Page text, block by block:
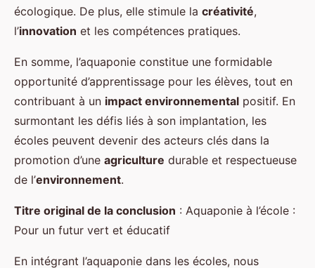
écologique. De plus, elle stimule la créativité,
l’innovation et les compétences pratiques.
En somme, l’aquaponie constitue une formidable
opportunité d’apprentissage pour les élèves, tout en
contribuant à un impact environnemental positif. En
surmontant les défis liés à son implantation, les
écoles peuvent devenir des acteurs clés dans la
promotion d’une agriculture durable et respectueuse
de l’environnement.
Titre original de la conclusion : Aquaponie à l’école :
Pour un futur vert et éducatif
En intégrant l’aquaponie dans les écoles, nous